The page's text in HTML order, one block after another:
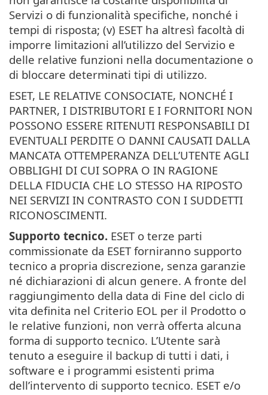
Servizi o di funzionalità specifiche, nonché i
tempi di risposta; (v) ESET ha altresì facoltà di
imporre limitazioni all’utilizzo del Servizio e
delle relative funzioni nella documentazione o
di bloccare determinati tipi di utilizzo.
ESET, LE RELATIVE CONSOCIATE, NONCHÉ I
PARTNER, I DISTRIBUTORI E I FORNITORI NON
POSSONO ESSERE RITENUTI RESPONSABILI DI
EVENTUALI PERDITE O DANNI CAUSATI DALLA
MANCATA OTTEMPERANZA DELL’UTENTE AGLI
OBBLIGHI DI CUI SOPRA O IN RAGIONE
DELLA FIDUCIA CHE LO STESSO HA RIPOSTO
NEI SERVIZI IN CONTRASTO CON I SUDDETTI
RICONOSCIMENTI.
Supporto tecnico. ESET o terze parti
commissionate da ESET forniranno supporto
tecnico a propria discrezione, senza garanzie
né dichiarazioni di alcun genere. A fronte del
raggiungimento della data di Fine del ciclo di
vita definita nel Criterio EOL per il Prodotto o
le relative funzioni, non verrà offerta alcuna
forma di supporto tecnico. L’Utente sarà
tenuto a eseguire il backup di tutti i dati, i
software e i programmi esistenti prima
dell’intervento di supporto tecnico. ESET e/o